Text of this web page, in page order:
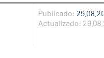
Publicado:
Actualizado: